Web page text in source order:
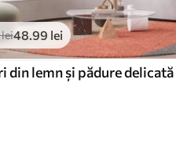
lei48.99 lei